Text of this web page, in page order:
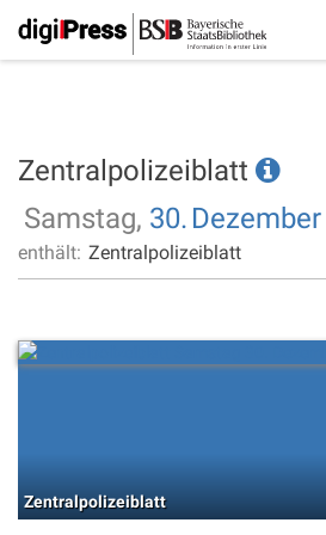
Zentralpolizeiblatt
Samstag, 30. Dezember
enthält: Zentralpolizeiblatt
Zentralpolizeiblatt